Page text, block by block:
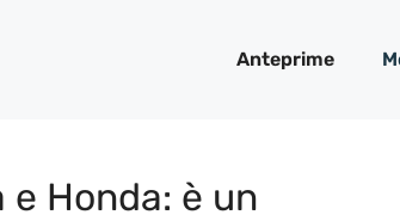
Anteprime
Honda: è un